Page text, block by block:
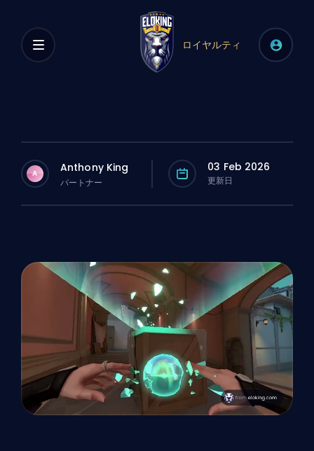
ロイヤルティ
A Anthony King
パートナー
03 Feb 2026
更新日